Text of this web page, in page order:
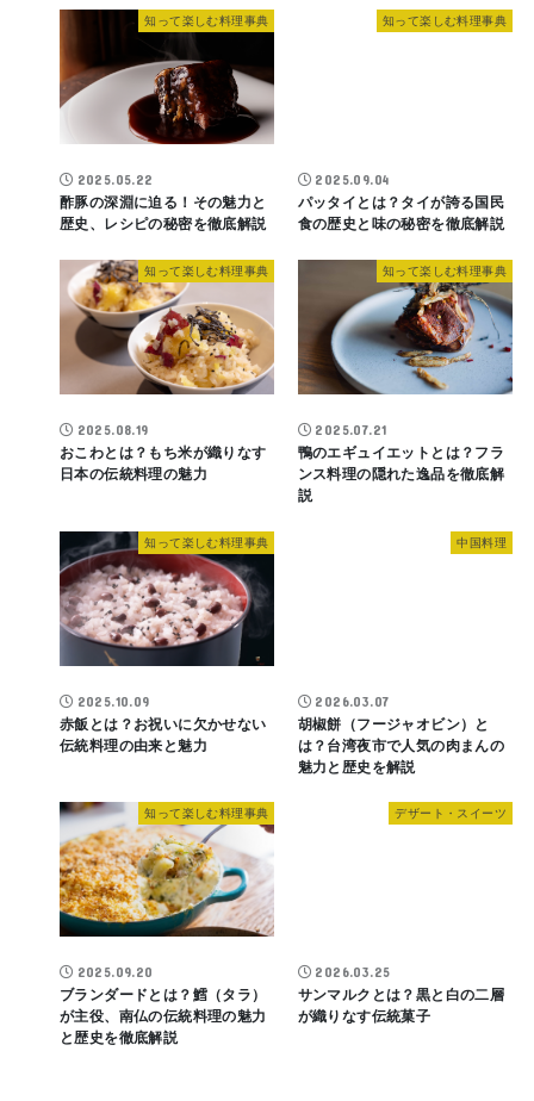
知って楽しむ料理事典
2025.05.22
酢豚の深淵に迫る！その魅力と
歴史、レシピの秘密を徹底解説
知って楽しむ料理事典
2025.09.04
パッタイとは？タイが誇る国民
食の歴史と味の秘密を徹底解説
知って楽しむ料理事典
2025.08.19
おこわとは？もち米が織りなす
日本の伝統料理の魅力
知って楽しむ料理事典
2025.07.21
鴨のエギュイエットとは？フラ
ンス料理の隠れた逸品を徹底解
説
知って楽しむ料理事典
2025.10.09
赤飯とは？お祝いに欠かせない
伝統料理の由来と魅力
中国料理
2026.03.07
胡椒餅（フージャオビン）と
は？台湾夜市で人気の肉まんの
魅力と歴史を解説
知って楽しむ料理事典
2025.09.20
ブランダードとは？鱈（タラ）
が主役、南仏の伝統料理の魅力
と歴史を徹底解説
デザート・スイーツ
2026.03.25
サンマルクとは？黒と白の二層
が織りなす伝統菓子